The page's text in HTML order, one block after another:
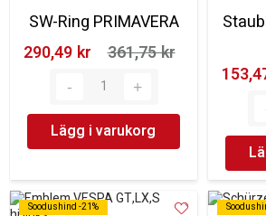
SW-Ring PRIMAVERA
290,49 kr‎
361,75 kr‎
Lägg i varukorg
Soodushind -21%
Soodushind -21%